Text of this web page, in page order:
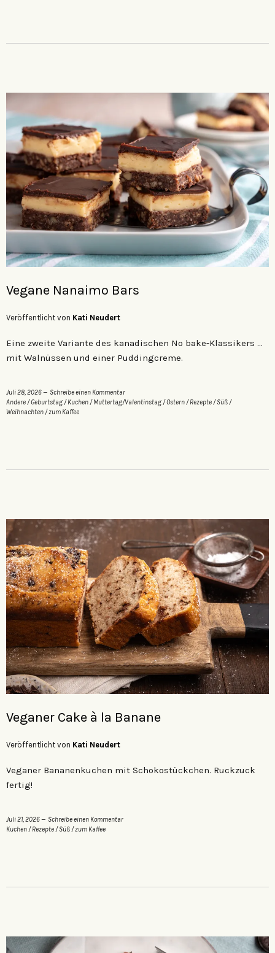
Vegane Nanaimo Bars
Veröffentlicht von Kati Neudert
Eine zweite Variante des kanadischen No bake-Klassikers …
mit Walnüssen und einer Puddingcreme.
Juli 28, 2026
Schreibe einen Kommentar
Andere /Geburtstag / Kuchen / Muttertag/Valentinstag /Ostern / Rezepte / Süß /
Weihnachten /zum Kaffee
Veganer Cake à la Banane
Veröffentlicht von Kati Neudert
Veganer Bananenkuchen mit Schokostückchen. Ruckzuck
fertig!
Juli 21, 2026
Schreibe einen Kommentar
Kuchen / Rezepte / Süß /zum Kaffee